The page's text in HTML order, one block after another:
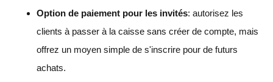
Option de paiement pour les invités: autorisez les
clients à passer à la caisse sans créer de compte, mais
offrez un moyen simple de s'inscrire pour de futurs
achats.